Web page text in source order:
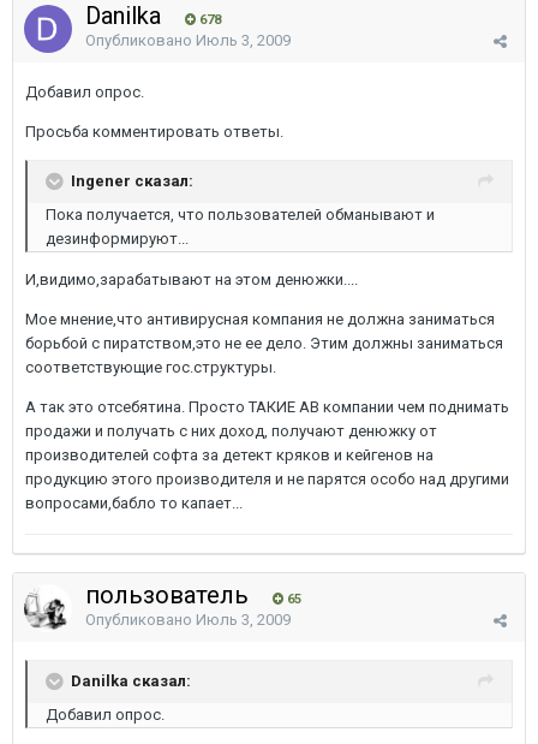
Danilka 678
Опубликовано Июль 3, 2009
Добавил опрос.
Просьба комментировать ответы.
Ingener сказал:
Пока получается, что пользователей обманывают и
дезинформируют...
И,видимо,зарабатывают на этом денюжки....
Мое мнение,что антивирусная компания не должна заниматься
борьбой с пиратством,это не ее дело. Этим должны заниматься
соответствующие гос.структуры.
А так это отсебятина. Просто ТАКИЕ АВ компании чем поднимать
продажи и получать с них доход, получают денюжку от
производителей софта за детект кряков и кейгенов на
продукцию этого производителя и не парятся особо над другими
вопросами,бабло то капает...
пользователь 65
Опубликовано Июль 3, 2009
Danilka сказал:
Добавил опрос.